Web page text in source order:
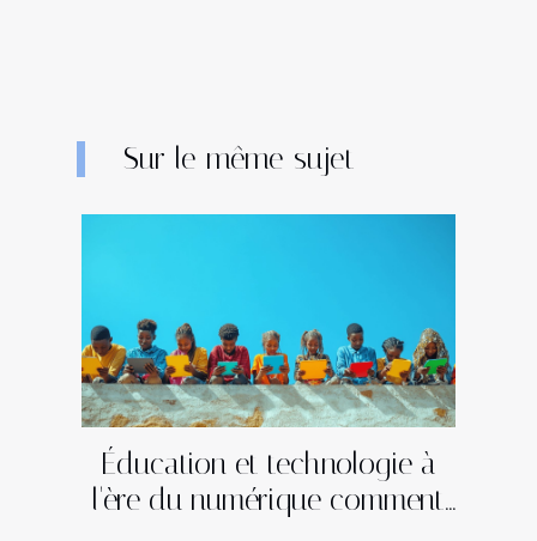
Sur le même sujet
Éducation et technologie à
l'ère du numérique comment